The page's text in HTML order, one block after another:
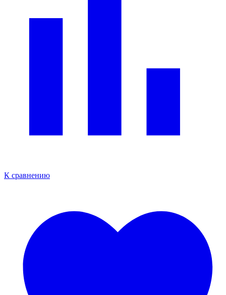
К сравнению